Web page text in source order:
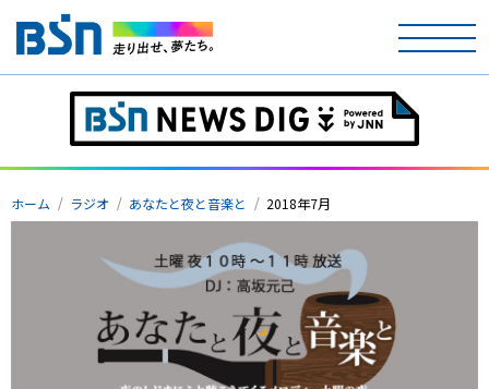
ホーム
テレビ
ラジオ
アナウンサー
イベント
ニュース
ホーム ラジオ あなたと夜と音楽と 2018年7月